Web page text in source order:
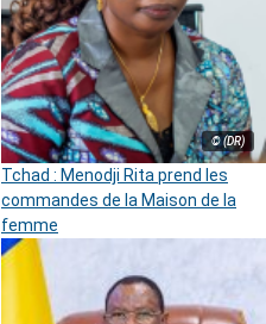
© (DR)
Tchad : Menodji Rita prend les
commandes de la Maison de la
femme